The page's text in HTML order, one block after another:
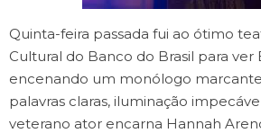
Quinta-feira passada fui ao ótimo
Cultural do Banco do Brasil para ver
encenando um monólogo
palavras claras, iluminação
veterano ator encarna Hannah